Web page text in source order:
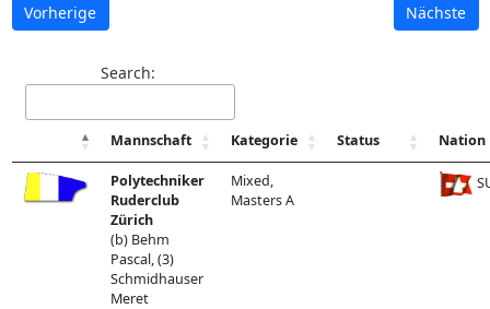
Vorherige Nächste
Search:
Mannschaft Kategorie Status Nation
Polytechniker
Ruderclub
Zürich
(b) Behm
Pascal, (3)
Schmidhauser
Meret
Mixed,
Masters A